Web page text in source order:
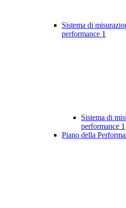
Sistema di
performance 1
Sistema di
performance 1
Piano della